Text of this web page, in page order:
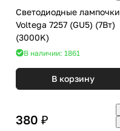
Светодиодные лампочки
Voltega 7257 (GU5) (7Вт)
(3000K)
В наличии: 1861
В корзину
380 ₽